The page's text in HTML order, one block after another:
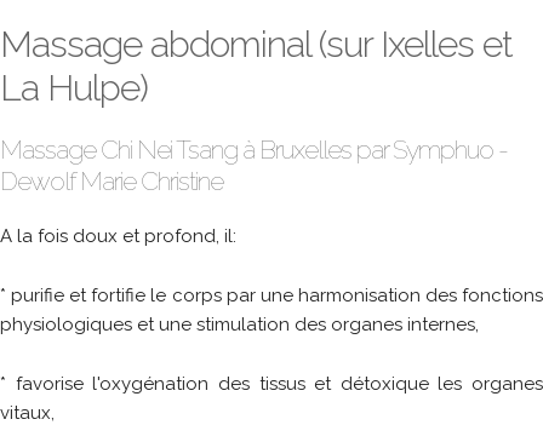
Massage abdominal (sur Ixelles et
La Hulpe)
Massage Chi Nei Tsang à Bruxelles par Symphuo -
Dewolf Marie Christine
A la fois doux et profond, il:
* purifie et fortifie le corps par une harmonisation des fonctions
physiologiques et une stimulation des organes internes,
* favorise l'oxygénation des tissus et détoxique les organes
vitaux,